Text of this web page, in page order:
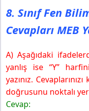
MEB Yayınları
8. Sınıf Fen
MEB Yayınları
MEB Yayınları
8. Sınıf Fen
MEB Yayınları
8. Sınıf Fen
8. Sınıf Fen
Cevapları MEB
A) Aşağıdaki
yanlış ise “Y”
yazınız.
doğrusunu noktalı
Cevap: